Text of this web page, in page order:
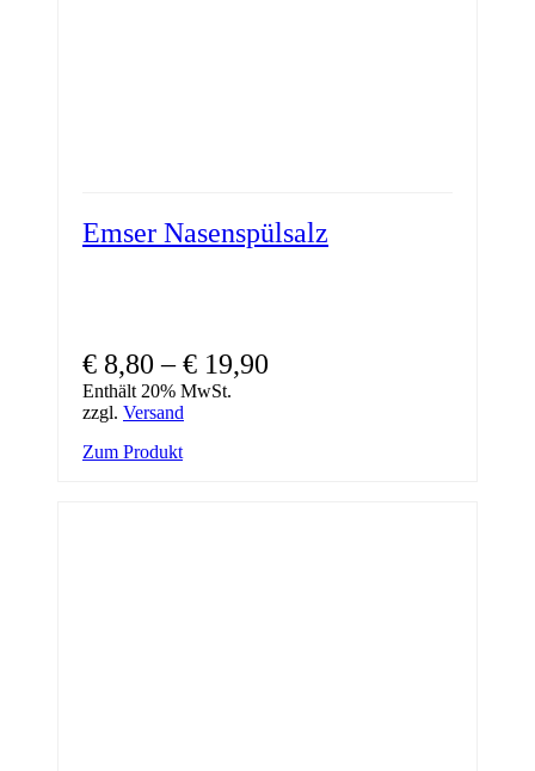
Emser Nasenspülsalz
€ 8,80 –€ 19,90
Enthält 20% MwSt.
zzgl. Versand
Zum ProduktDieses